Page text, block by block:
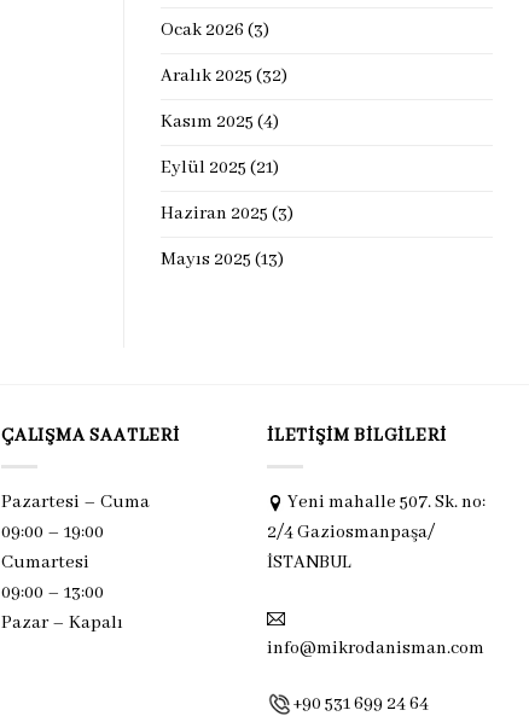
Ocak 2026 (3)
Aralık 2025 (32)
Kasım 2025 (4)
Eylül 2025 (21)
Haziran 2025 (3)
Mayıs 2025 (13)
ÇALIŞMA SAATLERI
Pazartesi – Cuma
09:00 – 19:00
Cumartesi
09:00 – 13:00
Pazar – Kapalı
İLETIŞIM BILGILERI
Yeni mahalle 507. Sk. no:
2/4 Gaziosmanpaşa/
İSTANBUL
info@mikrodanisman.com
+90 531 699 24 64